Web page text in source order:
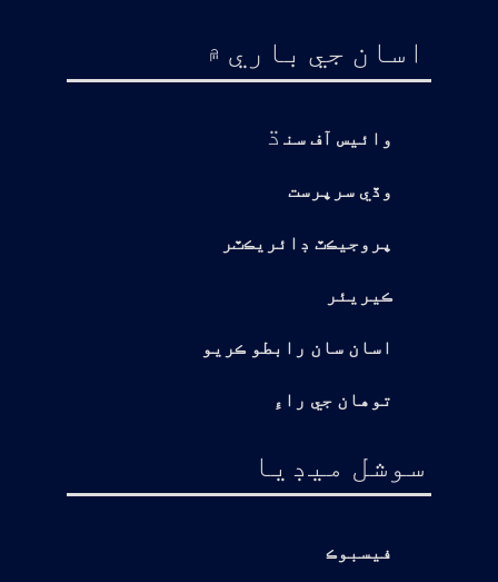
اسان جي باري ۾
وائيس آف سن ڌ
وڏي سرپرست
پروجيڪٽ ڊائريڪٽر
ڪيريئر
اسان سان رابطو ڪريو
توهان جي راءِ
سوشل ميڊيا
فيسبوڪ